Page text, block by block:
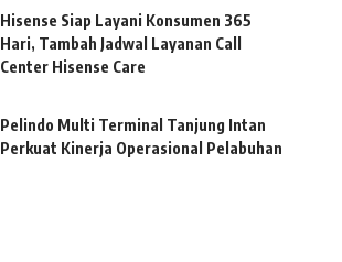
Hisense Siap Layani Konsumen 365
Hari, Tambah Jadwal Layanan Call
Center Hisense Care
Pelindo Multi Terminal Tanjung Intan
Perkuat Kinerja Operasional Pelabuhan